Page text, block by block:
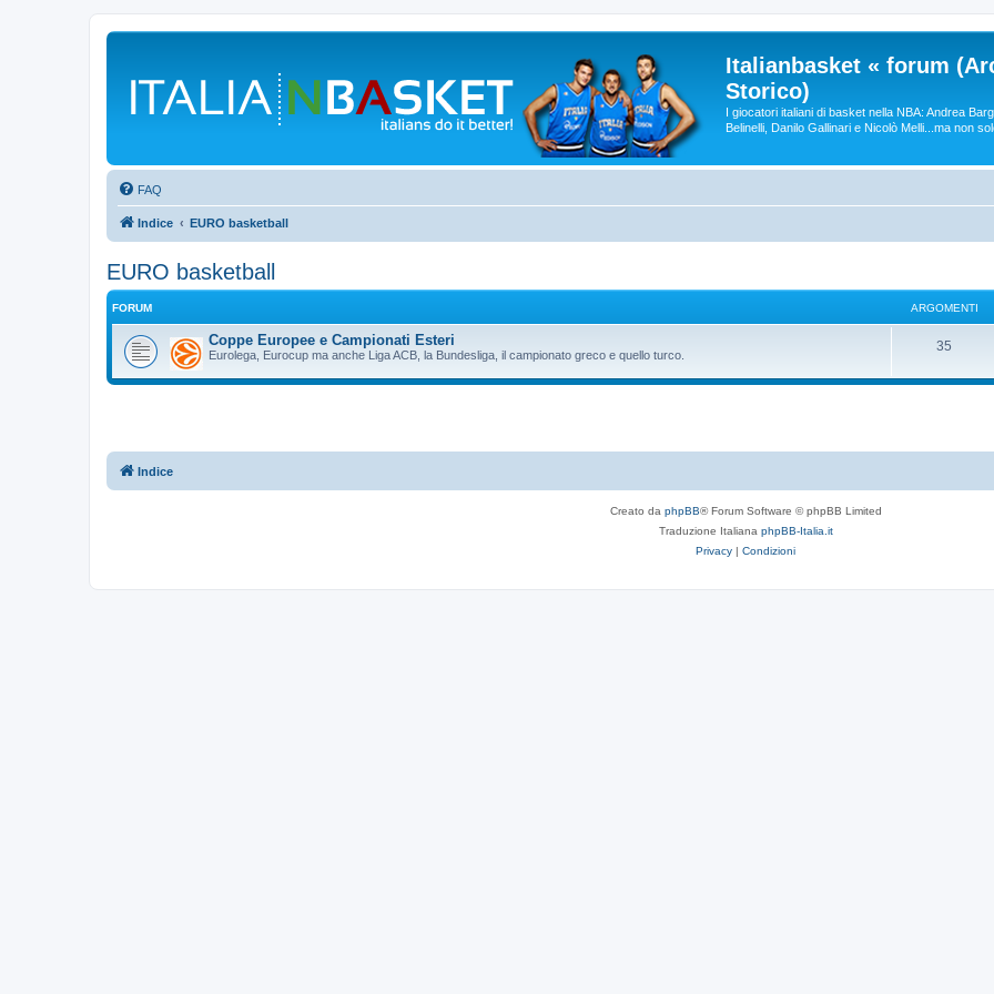
Italianbasket « forum
Storico)
I giocatori italiani di basket nella NBA: Andrea
Belinelli, Danilo Gallinari e Nicolò Melli...ma non
FAQ
Indice EURO basketball
EURO basketball
FORUM ARGOMENTI
Coppe Europee e Campionati Esteri
Eurolega, Eurocup ma anche Liga ACB, la Bundesliga, il campionato greco e quello turco.
35
Indice
Creato da phpBB® Forum Software © phpBB Limited
Traduzione Italiana phpBB-Italia.it
Privacy | Condizioni